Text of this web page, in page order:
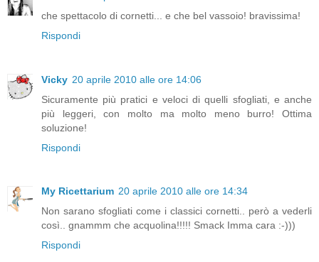
che spettacolo di cornetti... e che bel vassoio! bravissima!
Rispondi
Vicky 20 aprile 2010 alle ore 14:06
Sicuramente più pratici e veloci di quelli sfogliati, e anche
più leggeri, con molto ma molto meno burro! Ottima
soluzione!
Rispondi
My Ricettarium 20 aprile 2010 alle ore 14:34
Non sarano sfogliati come i classici cornetti.. però a vederli
così.. gnammm che acquolina!!!!! Smack Imma cara :-)))
Rispondi